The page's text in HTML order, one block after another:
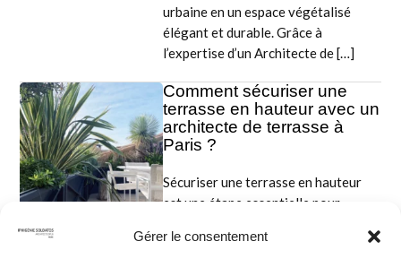
Gérer le consentement
urbaine en un espace végétalisé
élégant et durable. Grâce à
l’expertise d’un Architecte de […]
Comment sécuriser une
terrasse en hauteur avec un
architecte de terrasse à
Paris ?
Sécuriser une terrasse en hauteur
est une étape essentielle pour
l’esthétique et la sécurité des